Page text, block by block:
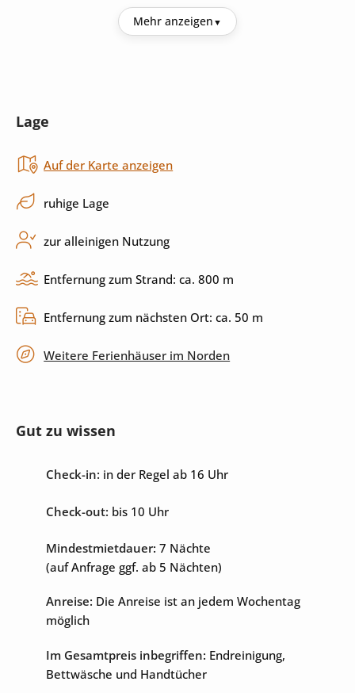
Herd
Küchenutensilien
Außenbereich
Pool Außendusche
Mehr anzeigen
Lage
Auf der Karte anzeigen
ruhige Lage
zur alleinigen Nutzung
Entfernung zum Strand: ca. 800 m
Entfernung zum nächsten Ort: ca. 50 m
Weitere Ferienhäuser im Norden
Gut zu wissen
Check-in: in der Regel ab 16 Uhr
Check-out: bis 10 Uhr
Mindestmietdauer: 7 Nächte
(auf Anfrage ggf. ab 5 Nächten)
Anreise: Die Anreise ist an jedem Wochentag
möglich
Im Gesamtpreis inbegriffen: Endreinigung,
Bettwäsche und Handtücher